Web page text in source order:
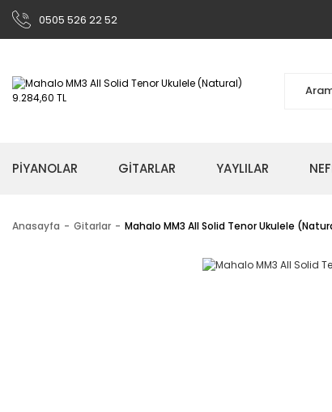
0505 526 22 52
PİYANOLAR GİTARLAR YAYLILAR
Anasayfa Gitarlar Mahalo MM3 All Solid Tenor Ukulele